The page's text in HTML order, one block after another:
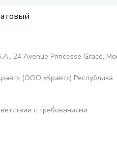
24 Avenue Princesse Grace,
(ООО «Кравт») Республика
с требованиями